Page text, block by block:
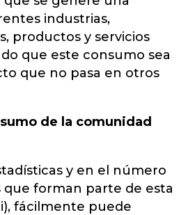
industrias,
productos y servicios
que este consumo sea
que no pasa en otros
de la comunidad
y en el número
que forman parte de esta
fácilmente puede